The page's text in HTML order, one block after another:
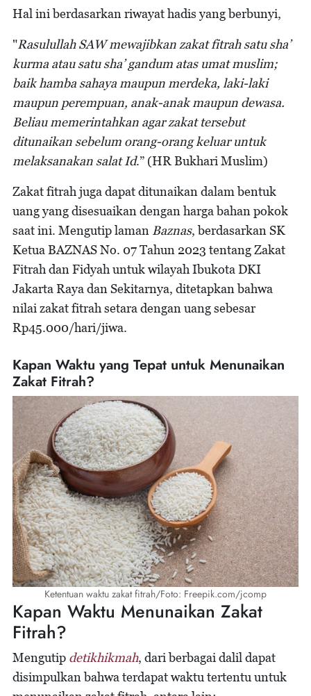
Hal ini berdasarkan riwayat hadis yang berbunyi,
"Rasulullah SAW mewajibkan zakat fitrah satu sha’
kurma atau satu sha’ gandum atas umat muslim;
baik hamba sahaya maupun merdeka, laki-laki
maupun perempuan, anak-anak maupun dewasa.
Beliau memerintahkan agar zakat tersebut
ditunaikan sebelum orang-orang keluar untuk
melaksanakan salat Id.” (HR Bukhari Muslim)
Zakat fitrah juga dapat ditunaikan dalam bentuk
uang yang disesuaikan dengan harga bahan pokok
saat ini. Mengutip laman Baznas, berdasarkan SK
Ketua BAZNAS No. 07 Tahun 2023 tentang Zakat
Fitrah dan Fidyah untuk wilayah Ibukota DKI
Jakarta Raya dan Sekitarnya, ditetapkan bahwa
nilai zakat fitrah setara dengan uang sebesar
Rp45.000/hari/jiwa.
Kapan Waktu yang Tepat untuk Menunaikan
Zakat Fitrah?
Ketentuan waktu zakat fitrah/Foto: Freepik.com/jcomp
Kapan Waktu Menunaikan Zakat
Fitrah?
Mengutip detikhikmah, dari berbagai dalil dapat
disimpulkan bahwa terdapat waktu tertentu untuk